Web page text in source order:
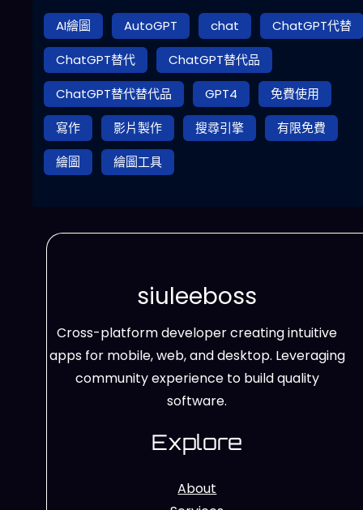
AI繪圖 AutoGPT chat
ChatGPT代替
ChatGPT替代
ChatGPT替代品
ChatGPT替代替代品
GPT4
免費使用
寫作
影片製作 搜尋引擎
有限免費
繪圖
繪圖工具
siuleeboss
Cross-platform developer creating intuitive
apps for mobile, web, and desktop. Leveraging
community experience to build quality
software.
Explore
About